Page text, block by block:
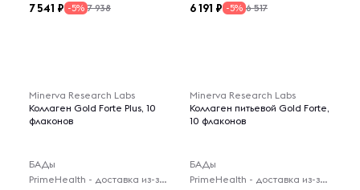
7 541 -5% 7 938 6 191 -5% 6 517
Minerva Research Labs
Коллаген Gold Forte Plus, 10
флаконов
БАДы
PrimeHealth - доставка из-за рубежа
Minerva Research Labs
Коллаген питьевой Gold Forte,
10 флаконов
БАДы
PrimeHealth - доставка из-за рубежа